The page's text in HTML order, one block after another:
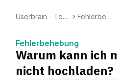
Userbrain - Test
Fehlerbehe
Fehlerbehebung
Warum kann ich
nicht hochladen?